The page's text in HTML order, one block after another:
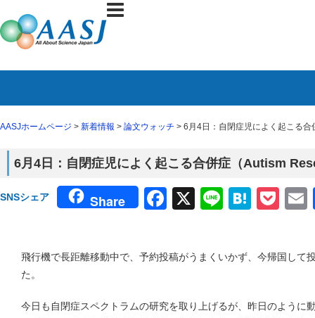
AASJホームページ > 新着情報 > 論文ウォッチ > 6月4日：自閉症児によく起こる
6月4日：自閉症児によく起こる合併症（Autism
SNSシェア Share Facebook
X Line
飛行機で長距離移動中で、予約投稿がうまくいかず、今帰国して
た。
今日も自閉症スペクトラムの研究を取り上げるが、昨日のように